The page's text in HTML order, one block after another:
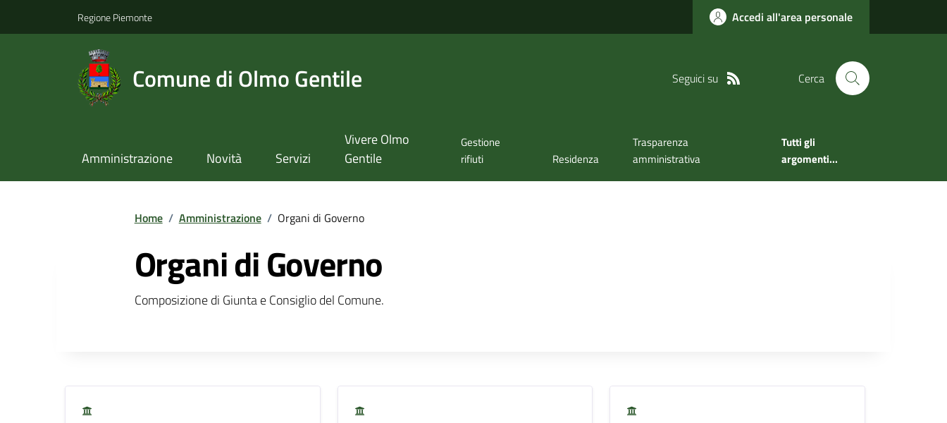
Regione Piemonte Accedi all'area personale
Comune di Olmo Gentile Seguici su Cerca
Amministrazione Novità Servizi
Vivere Olmo
Gentile
Gestione
rifiuti
Residenza
Trasparenza
amministrativa
Tutti gli
argomenti...
Home / Amministrazione / Organi di Governo
Organi di Governo
Composizione di Giunta e Consiglio del Comune.